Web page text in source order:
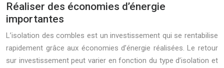
Réaliser des économies d’énergie
importantes
L’isolation des combles est un investissement qui se rentabilise
rapidement grâce aux économies d’énergie réalisées. Le retour
sur investissement peut varier en fonction du type d’isolation et